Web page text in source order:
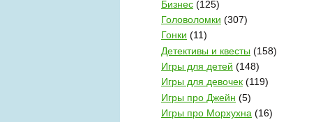
Бизнес (125)
Головоломки (307)
Гонки (11)
Детективы и квесты (158)
Игры для детей (148)
Игры для девочек (119)
Игры про Джейн (5)
Игры про Морхухна (16)